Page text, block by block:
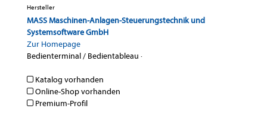
Hersteller
MASS Maschinen-Anlagen-Steuerungstechnik und
Systemsoftware GmbH
Zur Homepage
Bedienterminal / Bedientableau ·
Katalog vorhanden
Online-Shop vorhanden
Premium-Profil